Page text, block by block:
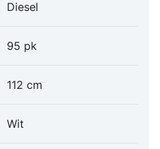
Diesel
95 pk
112 cm
Wit